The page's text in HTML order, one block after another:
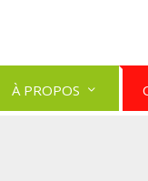
À PROPOS